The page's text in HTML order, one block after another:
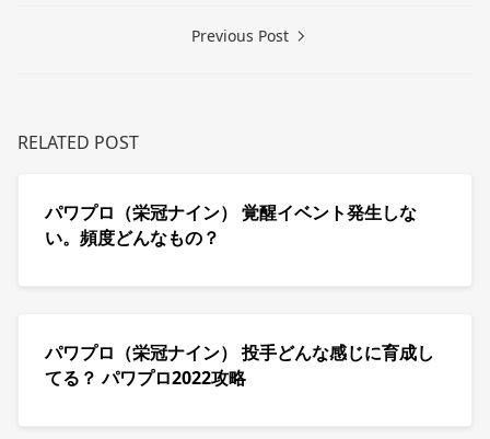
Previous Post
RELATED POST
パワプロ（栄冠ナイン） 覚醒イベント発生しな
い。頻度どんなもの？
パワプロ（栄冠ナイン） 投手どんな感じに育成し
てる？ パワプロ2022攻略